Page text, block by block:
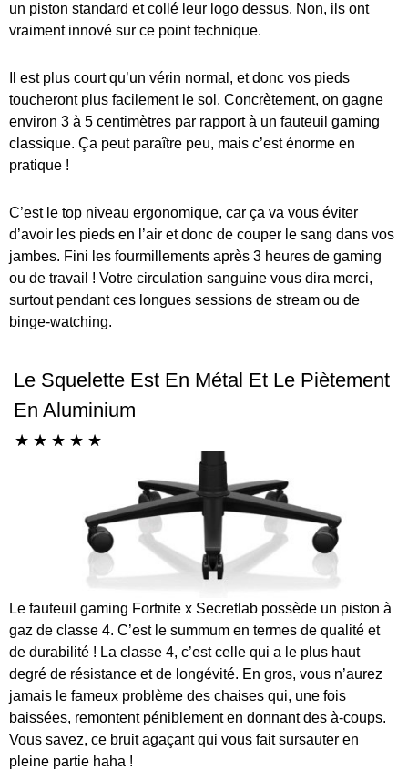
un piston standard et collé leur logo dessus. Non, ils ont
vraiment innové sur ce point technique.
Il est plus court qu’un vérin normal, et donc vos pieds
toucheront plus facilement le sol. Concrètement, on gagne
environ 3 à 5 centimètres par rapport à un fauteuil gaming
classique. Ça peut paraître peu, mais c’est énorme en
pratique !
C’est le top niveau ergonomique, car ça va vous éviter
d’avoir les pieds en l’air et donc de couper le sang dans vos
jambes. Fini les fourmillements après 3 heures de gaming
ou de travail ! Votre circulation sanguine vous dira merci,
surtout pendant ces longues sessions de stream ou de
binge-watching.
Le Squelette Est En Métal Et Le Piètement
En Aluminium
☆ ☆ ☆ ☆ ☆
Le fauteuil gaming Fortnite x Secretlab possède un piston à
gaz de classe 4. C’est le summum en termes de qualité et
de durabilité ! La classe 4, c’est celle qui a le plus haut
degré de résistance et de longévité. En gros, vous n’aurez
jamais le fameux problème des chaises qui, une fois
baissées, remontent péniblement en donnant des à-coups.
Vous savez, ce bruit agaçant qui vous fait sursauter en
pleine partie haha !